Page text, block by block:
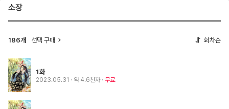
소장
186개 선택 구매 회차순
1화
2023.05.31 · 약 4.6천자 무료